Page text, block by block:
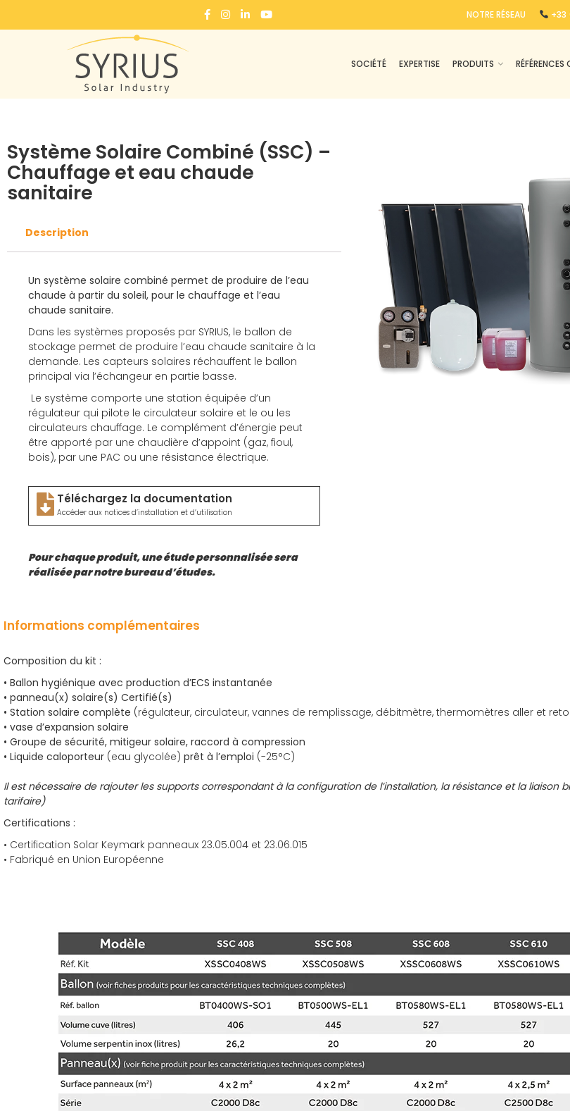
NOTRE RÉSEAU +33
SOCIÉTÉ EXPERTISE PRODUITS RÉFÉRENCES
Solutions individuelles Système Solaire Combiné
Système Solaire Combiné (SSC) –
Chauffage et eau chaude
sanitaire
Description
Un système solaire combiné permet de produire de l’eau
chaude à partir du soleil, pour le chauffage et l’eau
chaude sanitaire.
Dans les systèmes proposés par SYRIUS, le ballon de
stockage permet de produire l’eau chaude sanitaire à la
demande. Les capteurs solaires réchauffent le ballon
principal via l’échangeur en partie basse.
Le système comporte une station équipée d’un
régulateur qui pilote le circulateur solaire et le ou les
circulateurs chauffage. Le complément d’énergie peut
être apporté par une chaudière d’appoint (gaz, fioul,
bois), par une PAC ou une résistance électrique.
Téléchargez la documentation
Accéder aux notices d’installation et d’utilisation
Pour chaque produit, une étude personnalisée sera
réalisée par notre bureau d’études.
Informations complémentaires
Composition du kit :
• Ballon hygiénique avec production d’ECS instantanée
• panneau(x) solaire(s) Certifié(s)
• Station solaire complète (régulateur, circulateur, vannes de remplissage, débitmètre, thermomètres aller et
• vase d’expansion solaire
• Groupe de sécurité, mitigeur solaire, raccord à compression
• Liquide caloporteur (eau glycolée) prêt à l’emploi (-25°C)
Il est nécessaire de rajouter les supports correspondant à la configuration de l’installation, la résistance et la liaison
tarifaire)
Certifications :
• Certification Solar Keymark panneaux 23.05.004 et 23.06.015
• Fabriqué en Union Européenne